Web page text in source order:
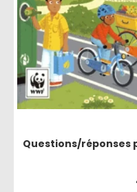
Questions/réponses